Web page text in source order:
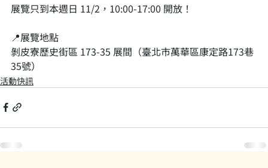
展覽只到本週日 11/2，10:00-17:00 開放！
📍展覽地點
剝皮寮歷史街區 173-35 展間（臺北市萬華區康定路173巷
35號）
活動快訊